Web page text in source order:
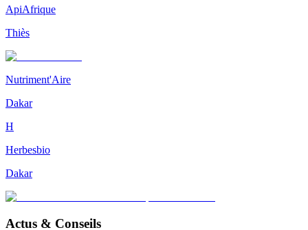
ApiAfrique
Thiès
Nutriment'Aire
Dakar
H
Herbesbio
Dakar
Actus & Conseils